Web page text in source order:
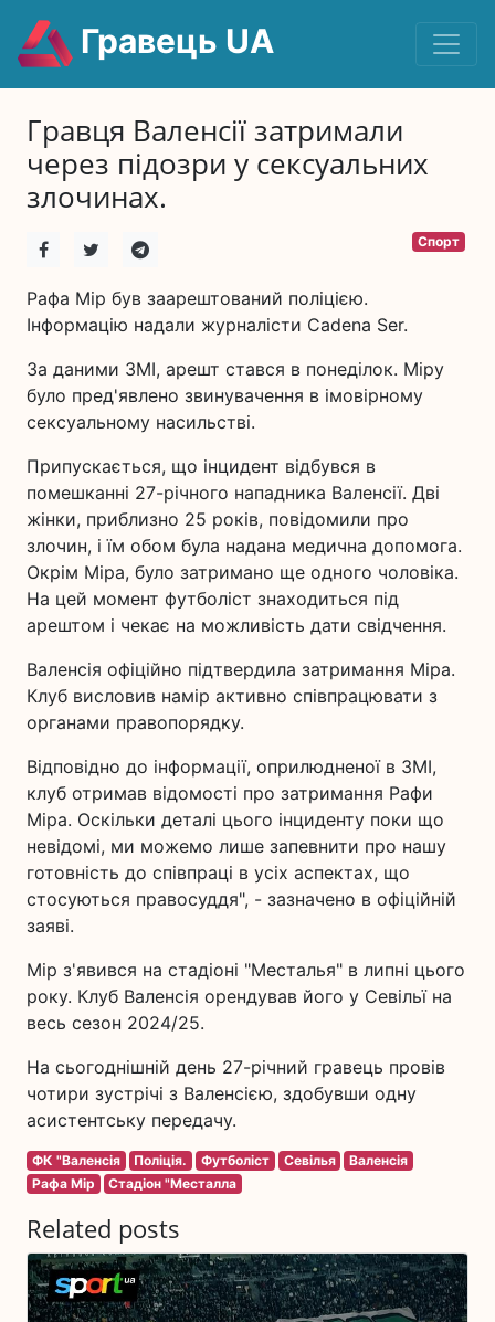
Гравець UA
Гравця Валенсії затримали
через підозри у сексуальних
злочинах.
Спорт
Рафа Мір був заарештований поліцією.
Інформацію надали журналісти Cadena Ser.
За даними ЗМІ, арешт стався в понеділок. Міру
було пред'явлено звинувачення в імовірному
сексуальному насильстві.
Припускається, що інцидент відбувся в
помешканні 27-річного нападника Валенсії. Дві
жінки, приблизно 25 років, повідомили про
злочин, і їм обом була надана медична допомога.
Окрім Міра, було затримано ще одного чоловіка.
На цей момент футболіст знаходиться під
арештом і чекає на можливість дати свідчення.
Валенсія офіційно підтвердила затримання Міра.
Клуб висловив намір активно співпрацювати з
органами правопорядку.
Відповідно до інформації, оприлюдненої в ЗМІ,
клуб отримав відомості про затримання Рафи
Міра. Оскільки деталі цього інциденту поки що
невідомі, ми можемо лише запевнити про нашу
готовність до співпраці в усіх аспектах, що
стосуються правосуддя", - зазначено в офіційній
заяві.
Мір з'явився на стадіоні "Месталья" в липні цього
року. Клуб Валенсія орендував його у Севільї на
весь сезон 2024/25.
На сьогоднішній день 27-річний гравець провів
чотири зустрічі з Валенсією, здобувши одну
асистентську передачу.
ФК "Валенсія Поліція. Футболіст Севілья
Валенсія
Рафа Мір
Стадіон "Месталла
Related posts